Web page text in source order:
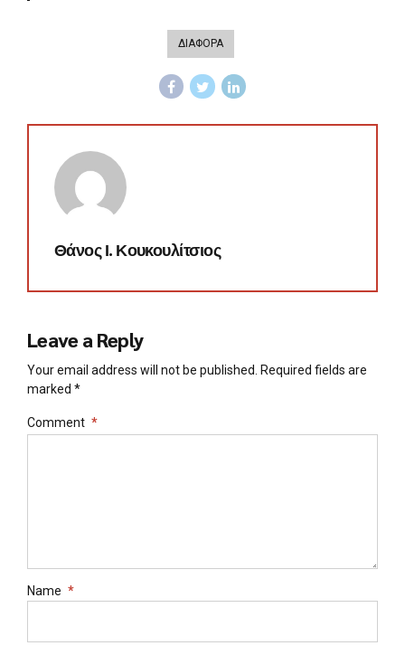
ΔΙΑΦΟΡΑ
Θάνος Ι. Κουκουλίτσιος
Leave a Reply
Your email address will not be published. Required fields are
marked *
Comment *
Name *